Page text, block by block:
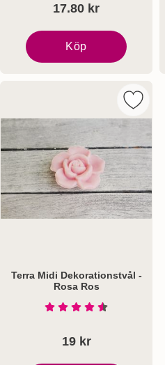
17.80 kr
Köp
Terra Midi Riskornstvål Ros
Terra Midi Dekorationstvål -
Rosa Ros
Art. nr 4900 Betyg: 4.6 Stjärnor av
19 kr